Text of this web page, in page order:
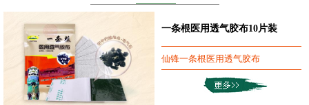
一条根医用透气胶布10片装
仙锋一条根医用透气胶布